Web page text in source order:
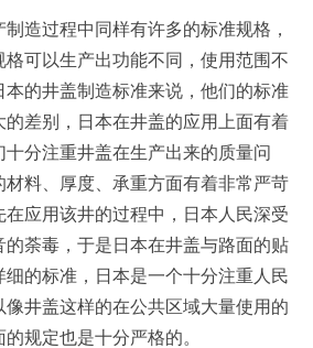
过程中同样有许多的标准规格，
可以生产出功能不同，使用范围不
本的井盖制造标准来说，他们的标准
的差别，日本在井盖的应用上面有着
分注重井盖在生产出来的质量问
材料、厚度、承重方面有着非常严苛
应用该井的过程中，日本人民深受
荼毒，于是日本在井盖与路面的贴
的标准，日本是一个十分注重人民
像井盖这样的在公共区域大量使用的
规定也是十分严格的。